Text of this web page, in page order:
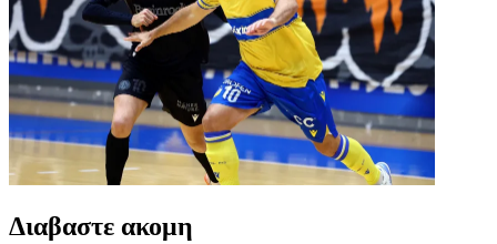
Διαβαστε ακομη